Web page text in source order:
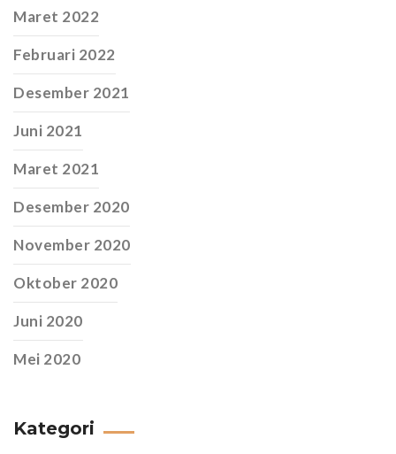
Maret 2022
Februari 2022
Desember 2021
Juni 2021
Maret 2021
Desember 2020
November 2020
Oktober 2020
Juni 2020
Mei 2020
Kategori